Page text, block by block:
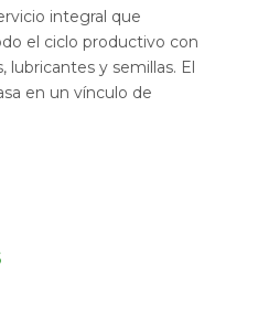
integral que
el ciclo productivo con
lubricantes y semillas. El
en un vínculo de